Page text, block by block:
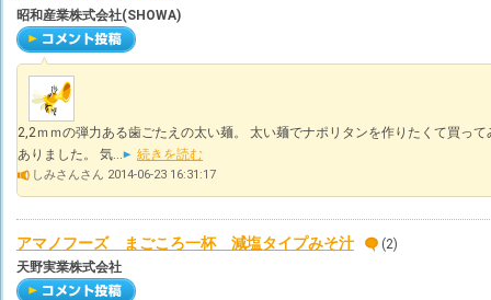
昭和産業株式会社(SHOWA)
2,2ｍｍの弾力ある歯ごたえの太い麺。 太い麺でナポリタンを作りたくて買っ
ありました。 気...
続きを読む
しみさんさん 2014-06-23 16:31:17
アマノフーズ まごころ一杯 減塩タイプみそ汁
(2)
天野実業株式会社